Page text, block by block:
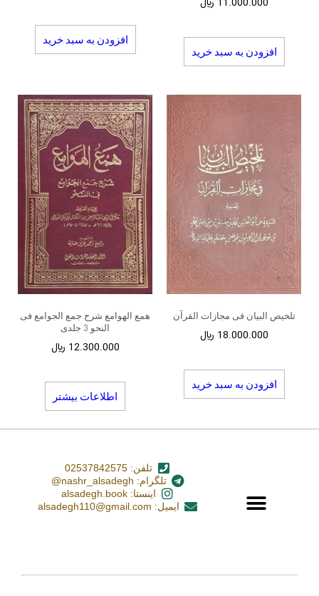
افزودن به سبد خرید
افزودن به سبد خرید
تلخیص البیان فی مجازات القرآن
18.000.000 ﷼
افزودن به سبد خرید
همع الهوامع شرح جمع الجوامع فی
النحو 3 جلدی
12.300.000 ﷼
اطلاعات بیشتر
تلفن: 02537842575
تلگرام: nashr_alsadegh@
اینستا: alsadegh.book
ایمیل: alsadegh110@gmail.com